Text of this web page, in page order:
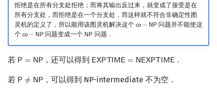
拒绝是在所有分支处拒绝；而将其输出反过来，就变成了接受是在
所有分支处，而拒绝是在一个分支处，而这样就不符合非确定性图
灵机的定义了，所以能用该图灵机解决这个 𝖼𝗈 − 𝖭𝖯
co −NP
问题并不能使这
个 𝖼𝗈 − 𝖭𝖯
co −NP 问题变成一个 𝖭𝖯
NP 问题．
若 𝖯 = 𝖭𝖯
P=NP ，还可以得到 𝖤𝖷𝖯 𝖳𝖨𝖬𝖤 = 𝖭𝖤𝖷𝖯𝖳 𝖨𝖬𝖤
EXPTIME= NEXPTIME ．
若 𝖯 ≠ 𝖭𝖯
P≠NP ，可以得到 NP-intermediate 不为空．